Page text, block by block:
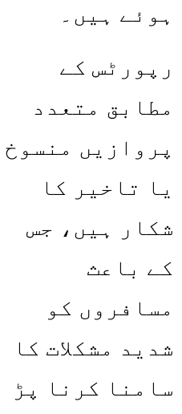
ہوئے ہیں۔
رپورٹس کے
مطابق متعدد
پروازیں منسوخ
یا تاخیر کا
شکار ہیں، جس
کے باعث
مسافروں کو
شدید مشکلات کا
سامنا کرنا پڑ